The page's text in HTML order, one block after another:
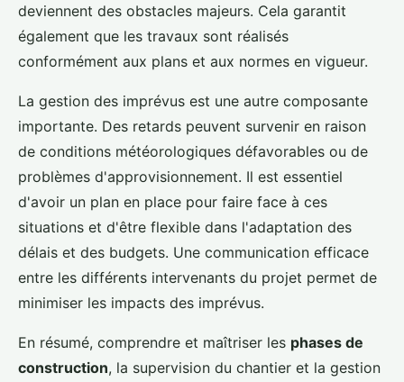
deviennent des obstacles majeurs. Cela garantit
également que les travaux sont réalisés
conformément aux plans et aux normes en vigueur.
La gestion des imprévus est une autre composante
importante. Des retards peuvent survenir en raison
de conditions météorologiques défavorables ou de
problèmes d'approvisionnement. Il est essentiel
d'avoir un plan en place pour faire face à ces
situations et d'être flexible dans l'adaptation des
délais et des budgets. Une communication efficace
entre les différents intervenants du projet permet de
minimiser les impacts des imprévus.
En résumé, comprendre et maîtriser les phases de
construction, la supervision du chantier et la gestion